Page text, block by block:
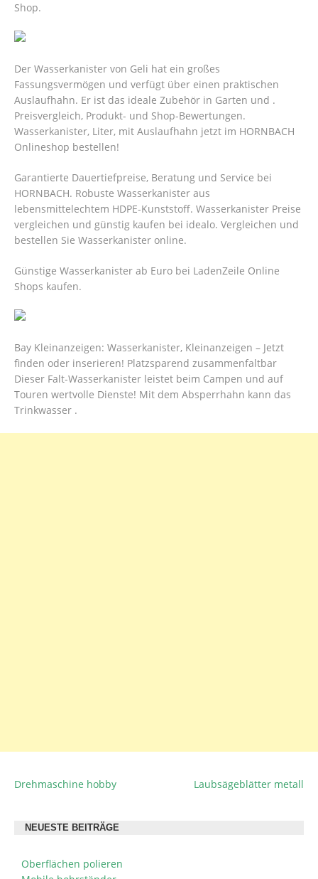
Shop.
Der Wasserkanister von Geli hat ein großes
Fassungsvermögen und verfügt über einen praktischen
Auslaufhahn. Er ist das ideale Zubehör in Garten und .
Preisvergleich, Produkt- und Shop-Bewertungen.
Wasserkanister, Liter, mit Auslaufhahn jetzt im HORNBACH
Onlineshop bestellen!
Garantierte Dauertiefpreise, Beratung und Service bei
HORNBACH. Robuste Wasserkanister aus
lebensmittelechtem HDPE-Kunststoff. Wasserkanister Preise
vergleichen und günstig kaufen bei idealo. Vergleichen und
bestellen Sie Wasserkanister online.
Günstige Wasserkanister ab Euro bei LadenZeile Online
Shops kaufen.
Bay Kleinanzeigen: Wasserkanister, Kleinanzeigen – Jetzt
finden oder inserieren! Platzsparend zusammenfaltbar
Dieser Falt-Wasserkanister leistet beim Campen und auf
Touren wertvolle Dienste! Mit dem Absperrhahn kann das
Trinkwasser .
BEITRAGSNAVIGATION
Drehmaschine hobby Laubsägeblätter metall
NEUESTE BEITRÄGE
Oberflächen polieren